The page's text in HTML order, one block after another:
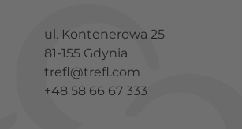
ul. Kontenerowa 25
81-155 Gdynia
trefl@trefl.com
+48 58 66 67 333